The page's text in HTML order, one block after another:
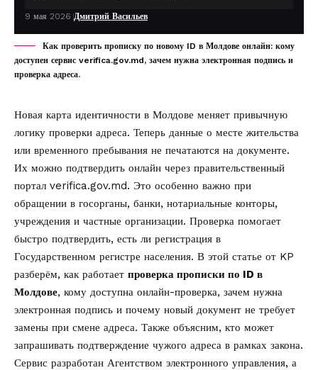
9 мая 2026 Дмитрий Васильев
Как проверить прописку по новому ID в Молдове онлайн: кому
доступен сервис verifica.gov.md, зачем нужна электронная подпись и
проверка адреса.
Новая карта идентичности в Молдове меняет привычную
логику проверки адреса. Теперь данные о месте жительства
или временного пребывания не печатаются на документе.
Их можно подтвердить онлайн через правительственный
портал verifica.gov.md. Это особенно важно при
обращении в госорганы, банки, нотариальные конторы,
учреждения и частные организации. Проверка помогает
быстро подтвердить, есть ли регистрация в
Государственном регистре населения. В этой статье от KP
разберём, как работает проверка прописки по ID в
Молдове, кому доступна онлайн-проверка, зачем нужна
электронная подпись и почему новый документ не требует
замены при смене адреса. Также объясним, кто может
запрашивать подтверждение чужого адреса в рамках закона.
Сервис разработан Агентством электронного управления, а